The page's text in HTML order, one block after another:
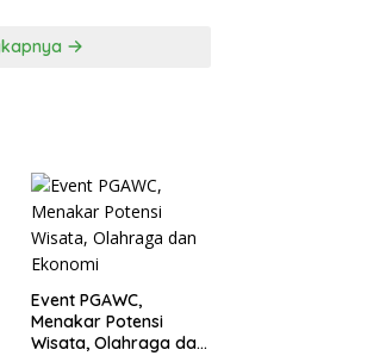
Event PGAWC,
Menakar Potensi
Wisata, Olahraga dan